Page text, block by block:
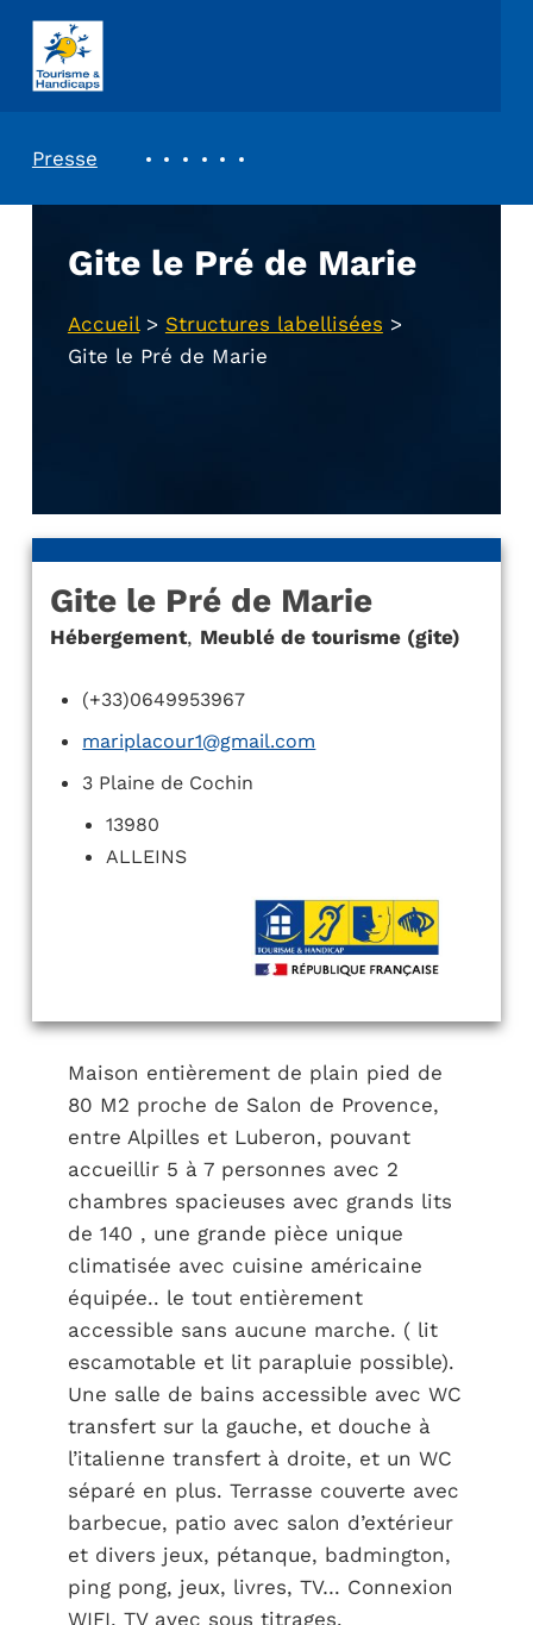
ASSOCIATION TOURISME ET HANDICAPS
Presse
Gite le Pré de Marie
Accueil> Structures labellisées >
Gite le Pré de Marie
Gite le Pré de Marie
Hébergement, Meublé de tourisme (gite)
(+33)0649953967
mariplacour1@gmail.com
3 Plaine de Cochin
13980
ALLEINS
Maison entièrement de plain pied de
80 M2 proche de Salon de Provence,
entre Alpilles et Luberon, pouvant
accueillir 5 à 7 personnes avec 2
chambres spacieuses avec grands lits
de 140 , une grande pièce unique
climatisée avec cuisine américaine
équipée.. le tout entièrement
accessible sans aucune marche. ( lit
escamotable et lit parapluie possible).
Une salle de bains accessible avec WC
transfert sur la gauche, et douche à
l’italienne transfert à droite, et un WC
séparé en plus. Terrasse couverte avec
barbecue, patio avec salon d’extérieur
et divers jeux, pétanque, badmington,
ping pong, jeux, livres, TV… Connexion
WIFI, TV avec sous titrages.